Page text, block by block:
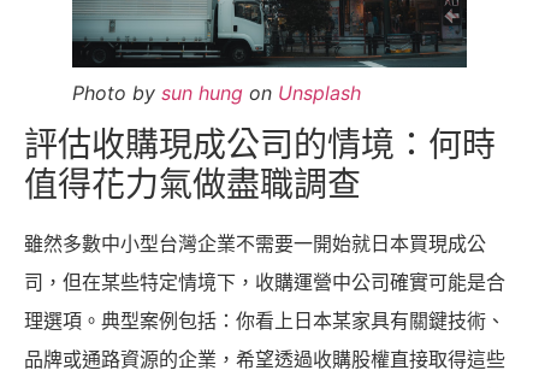
Photo by sun hung on Unsplash
評估收購現成公司的情境：何時
值得花力氣做盡職調查
雖然多數中小型台灣企業不需要一開始就日本買現成公
司，但在某些特定情境下，收購運營中公司確實可能是合
理選項。典型案例包括：你看上日本某家具有關鍵技術、
品牌或通路資源的企業，希望透過收購股權直接取得這些